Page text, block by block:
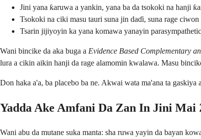
Jini yana ƙaruwa a yankin, yana ba da tsokoki na hanji
Tsokoki na ciki masu tauri suna jin daɗi, suna rage
Tsarin jijiyoyin ka yana komawa yanayin
Wani bincike da aka buga a Evidence Based Complementary
lura a cikin aikin hanji da rage alamomin kwalawa. Masu
Don haka a'a, ba placebo ba ne. Akwai wata ma'ana ta gaskiya
Yadda Ake Amfani Da Zan In Jini Mai
Wani abu da mutane suka manta: sha ruwa yayin da bayan